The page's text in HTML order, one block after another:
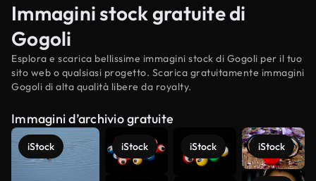
Immagini stock gratuite di
Gogoli
Esplora e scarica bellissime immagini stock di Gogoli per il tuo
sito web o qualsiasi progetto. Scarica gratuitamente immagini
Gogoli di alta qualità libere da royalty.
Immagini d’archivio gratuite
iStock iStock iStock iStock